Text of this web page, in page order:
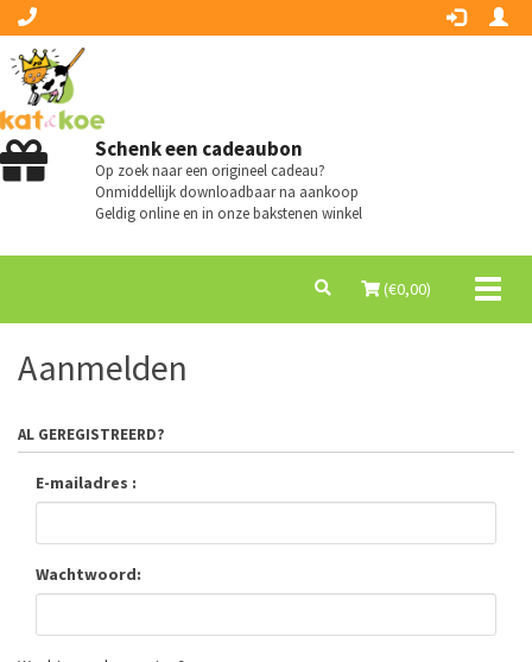
Schenk een cadeaubon
Op zoek naar een origineel cadeau?
Onmiddellijk downloadbaar na aankoop
Geldig online en in onze bakstenen winkel
(€0,00)
Aanmelden
AL GEREGISTREERD?
E-mailadres :
Wachtwoord: